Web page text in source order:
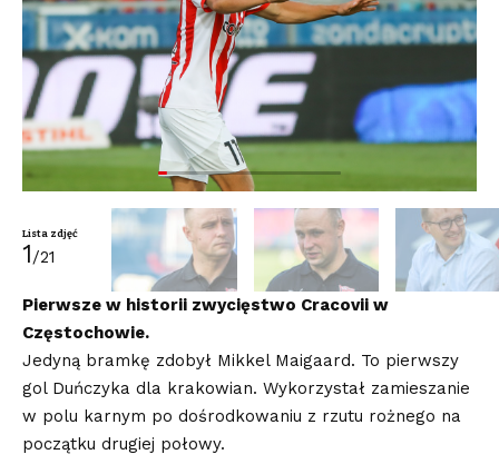
Lista zdjęć
1/21
Pierwsze w historii zwycięstwo Cracovii w
Częstochowie.
Jedyną bramkę zdobył Mikkel Maigaard. To pierwszy
gol Duńczyka dla krakowian. Wykorzystał zamieszanie
w polu karnym po dośrodkowaniu z rzutu rożnego na
początku drugiej połowy.